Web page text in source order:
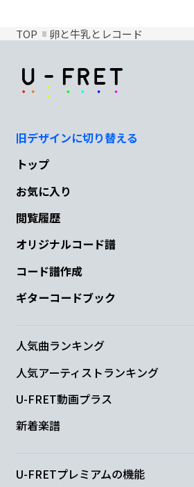
TOP 卵と牛乳とレコード
旧デザインに切り替える
トップ
お気に入り
閲覧履歴
オリジナルコード譜
コード譜作成
ギターコードブック
人気曲ランキング
人気アーティストランキング
U-FRET動画プラス
新着楽譜
U-FRETプレミアムの機能